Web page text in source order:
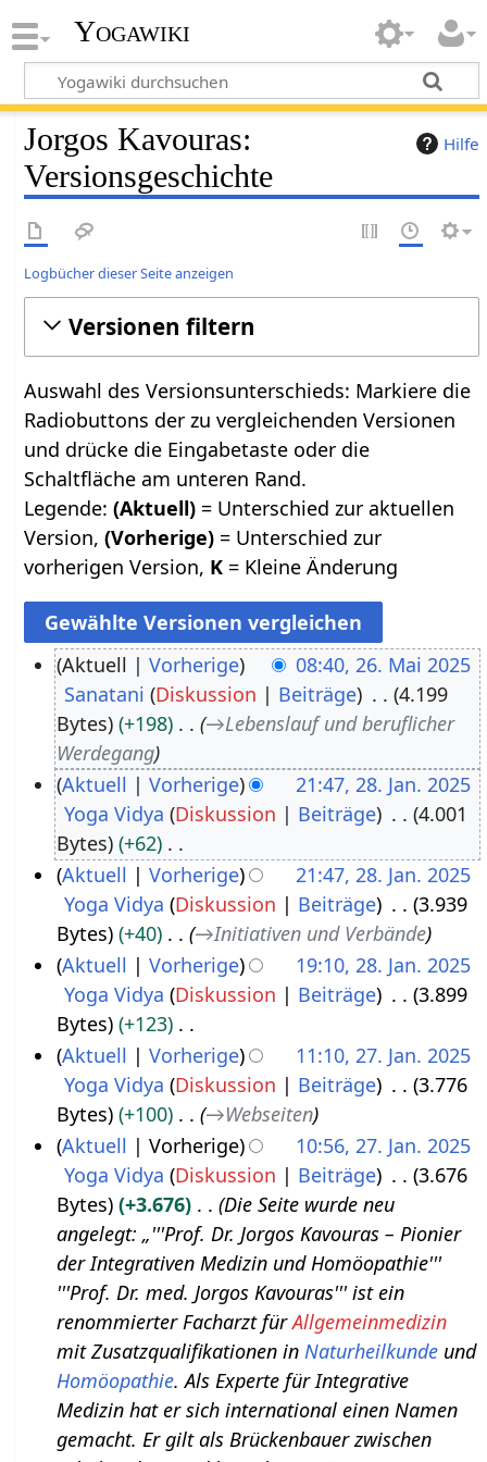
Yogawiki
Hilfe
Jorgos Kavouras:
Versionsgeschichte
Logbücher dieser Seite anzeigen
Versionen filtern
Auswahl des Versionsunterschieds: Markiere die
Radiobuttons der zu vergleichenden Versionen
und drücke die Eingabetaste oder die
Schaltfläche am unteren Rand.
Legende:(Aktuell) = Unterschied zur aktuellen
Version,(Vorherige) = Unterschied zur
vorherigen Version, K = Kleine Änderung
M
2
5
Aktuell Vorherige
08:40, 26. Mai 2025
Sanatani Diskussion Beiträge
4.199
Bytes
+198 →Lebenslauf und beruflicher
Werdegang
n
2
Aktuell Vorherige
21:47, 28. Jan. 2025
Yoga Vidya Diskussion Beiträge
4.001
Bytes
+62
K
e
i
n
e
B
e
a
r
b
e
i
u
n
z
u
Aktuell Vorherige
21:47, 28. Jan. 2025
Yoga Vidya Diskussion Beiträge
3.939
Bytes
+40 →Initiativen und Verbände
Aktuell
Vorherige
19:10, 28. Jan. 2025
Yoga Vidya Diskussion Beiträge
3.899
Bytes
+123
K
e
i
n
e
B
e
a
r
b
e
i
t
u
Aktuell Vorherige
11:10, 27. Jan. 2025
Yoga Vidya Diskussion Beiträge
3.776
Bytes
+100 →Webseiten
Aktuell
Vorherige
10:56, 27. Jan. 2025
Yoga Vidya Diskussion Beiträge
3.676
Bytes
+3.676
Die Seite wurde neu
angelegt: „'''Prof. Dr. Jorgos Kavouras – Pionier
der Integrativen Medizin und Homöopathie'''
'''Prof. Dr. med. Jorgos Kavouras''' ist ein
renommierter Facharzt fürAllgemeinmedizin
mit Zusatzqualifikationen in Naturheilkundeund
Homöopathie. Als Experte für Integrative
Medizin hat er sich international einen Namen
gemacht. Er gilt als Brückenbauer zwischen